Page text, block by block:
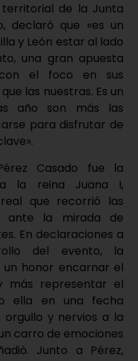
territorial de la Junta
declaró que «es un
y León estar al lado
una gran apuesta
el foco en sus
las nuestras. Es un
año son más las
para disfrutar de
Casado fue la
la reina Juana I,
que recorrió las
ante la mirada de
En declaraciones a
del evento, la
honor encarnar el
más representar el
ella en una fecha
orgullo y nervios a la
carro de emociones
Junto a Pérez,